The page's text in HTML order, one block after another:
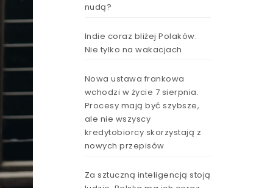
nudą?
Indie coraz bliżej Polaków.
Nie tylko na wakacjach
Nowa ustawa frankowa
wchodzi w życie 7 sierpnia.
Procesy mają być szybsze,
ale nie wszyscy
kredytobiorcy skorzystają z
nowych przepisów
Za sztuczną inteligencją stoją